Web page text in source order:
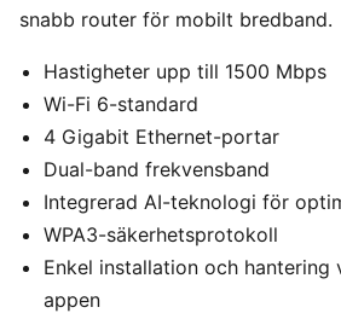
snabb router för mobilt bredband.
Hastigheter upp till 1500 Mbps
Wi-Fi 6-standard
4 Gigabit Ethernet-portar
Dual-band frekvensband
Integrerad AI-teknologi för
WPA3-säkerhetsprotokoll
Enkel installation och hantering
appen